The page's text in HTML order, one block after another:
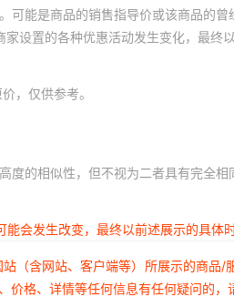
能是商品的销售指导价或该商品的曾
设置的各种优惠活动发生变化，最终
，仅供参考。
的相似性，但不视为二者具有完全相
会发生改变，最终以前述展示的具体
（含网站、客户端等）所展示的商
格、详情等任何信息有任何疑问的